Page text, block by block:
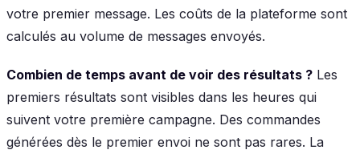
votre premier message. Les coûts de la plateforme sont
calculés au volume de messages envoyés.
Combien de temps avant de voir des résultats ? Les
premiers résultats sont visibles dans les heures qui
suivent votre première campagne. Des commandes
générées dès le premier envoi ne sont pas rares. La